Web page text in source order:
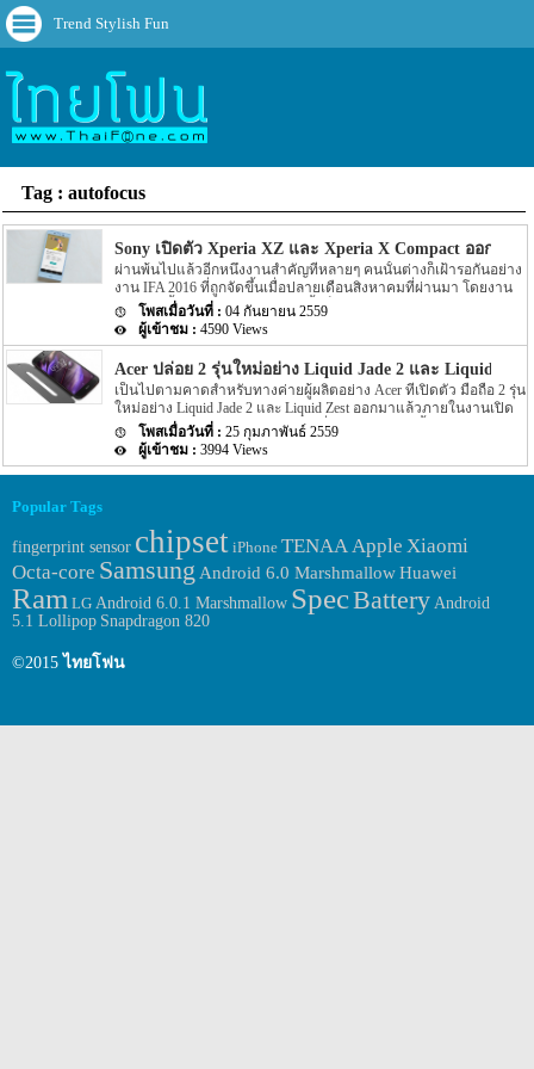
Trend Stylish Fun
Tag : autofocus
Sony เปิดตัว Xperia XZ และ Xperia X Compact ออกมาแ
ผ่านพ้นไปแล้วอีกหนึ่งงานสำคัญที่หลายๆ คนนั้นต่างก็เฝ้ารอกันอย่าง
งาน IFA 2016 ที่ถูกจัดขึ้นเมื่อปลายเดือนสิงหาคมที่ผ่านมา โดยงาน
ดังกล่าวนั้นทางค่ายผู้ผลิตต่างๆ นั้นก็เปิดตัวผลิคภัณฑ์รุ่นใหม่ๆ ออก
มา แต่แน่นอนว่า Sony เองก็เปิดตัว Smartphone 2 รุ่นใหม่อย่าง Xperia
XZ flagship และ Xperia X Compact ออกมาเช่นกัน สำหรับ Spec จะ
เป็นอย่างไรเราไปดูกันเลยดีกว่า สำหรับรุ่น Sony Xperia XZ นั้น ทาง
Sony ได้ทำการ refresh ตัวเครื่องหรือปรับปรุงตัวเครื่องเก่าอย่าง
Xperia X ออกมาใหม่ทั้งการออกแบบตัวเครื่อง ประสิทธิภาพ กล้อง
และ battery โดย Spec ของตัวเครื่องนั้นจะมาพร้อมกับหน้าจอแสดงผล
ขนาด 5.2 นิ้ว หน้าจอเป็นแบบ IPS display ความละเอียดของภาพอยุ่ที่
1080p ในส่วนของ Chipset ที่ขับเคลื่อนตัวเครื่องนั้นจะเป็น Chipset […]
04 กันยายน 2559
4590 Views
Acer ปล่อย 2 รุ่นใหม่อย่าง Liquid Jade 2 และ Liquid Zest
เป็นไปตามคาดสำหรับทางค่ายผู้ผลิตอย่าง Acer ที่่เปิดตัว มือถือ 2 รุ่น
ใหม่อย่าง Liquid Jade 2 และ Liquid Zest ออกมาแล้วภายในงานเปิด
ตัวผลิตภัณฑ์หรืองาน MWC 2016 ที่ผ่านมาไม่นานนี้เอง สำหรับ Spec
ของทั้ง 2 รุ่นใหม่อย่าง Liquid Jade 2 และ Liquid Zest จะมีอะไรที่น่า
สนใจบ้างนั้นเราไปดูกันเลยดีกว่า Acer Liquid Jade 2 สำหรับรุ่นแรก
อย่าง Acer Liquid Jade 2 นี้จะมาพร้อมกับหน้าจอขนาด 5.5 นิ้ว โดย
พร้อมกับกล้องความละเอียดประมาณ 21MP สำหรับกล้องหลังเครื่อง
มาพร้อมกับ autofocus […]
25 กุมภาพันธ์ 2559
3994 Views
Popular Tags
fingerprint sensor chipset iPhone TENAAApple Xiaomi
Octa-core Samsung Android 6.0 MarshmallowHuawei
Ram LG Android 6.0.1 Marshmallow SpecBattery Android
5.1 Lollipop Snapdragon 820
©2015 ไทยโฟน